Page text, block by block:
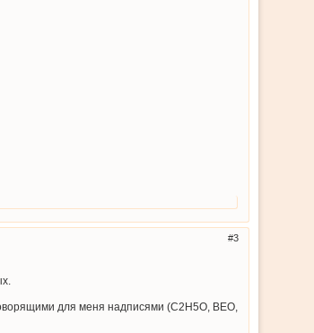
3
для меня надписями (C2H5O, BEO,